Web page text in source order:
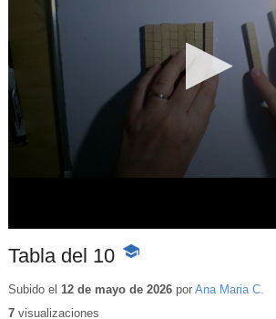
Tabla del 10 -
educativo
Subido el 12 de mayo de 2026por Ana Maria C.
7visualizaciones